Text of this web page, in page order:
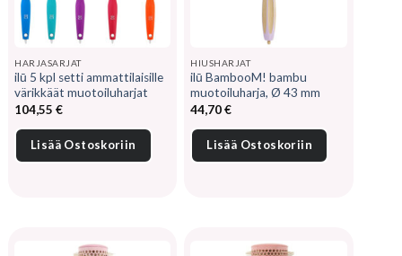
HARJASARJAT
ilū 5 kpl setti ammattilaisille
värikkäät muotoiluharjat
104,55 €
Lisää Ostoskoriin
HIUSHARJAT
ilū BambooM! bambu
muotoiluharja, Ø 43 mm
44,70€
Lisää Ostoskoriin